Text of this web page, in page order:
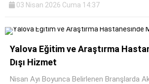
03 Nisan 2026 Cuma 14:37
Yalova Eğitim ve Araştırma
Dışı Hizmet
Nisan Ayı Boyunca Belirlenen Branşlarda